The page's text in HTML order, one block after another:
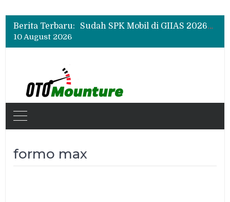
Berita Terbaru:
Rangkul Komunitas Mobil, Motul Indonesia Gelar Car MeetUp Perdana di Tangerang
Sudah SPK Mobil di GIIAS 2026? Ini Tahapan yang Harus Dilakukan Setelah Pameran
Rangkul Komunitas Mobil, Motul Indonesia Gelar Car MeetUp Perdana di Tangerang
10 August 2026
formo max